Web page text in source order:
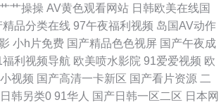
夜一区少女 国产专区一 神马午夜影院 91磨菇网 超碰
国产推油在线 麻豆午夜剧场 影音先锋午夜福利 东京
区 色爺爺网站视频 在线超碰色片 狠狠干成人社区 三
艹操操 AV黄色观看网站 日韩欧美在线国
精品分类在线 97午夜福利视频 岛国AV动作
小h片免费 国产精品色色视屏 国产午夜成
福利视频导航 欧美喷水影院 91爱爱视频 欧
视频 国产高清一卡新区 国产看片资源 二
韩另类0 91华人 国产日韩一区二区 日本网